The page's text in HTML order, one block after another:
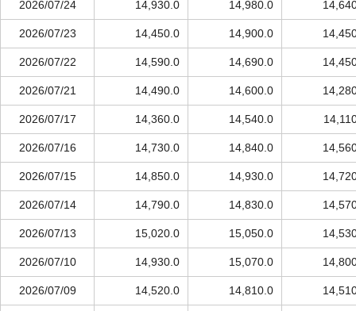
2026/07/24 14,930.0 14,980.0
2026/07/23 14,450.0 14,900.0
2026/07/22 14,590.0 14,690.0
2026/07/21 14,490.0 14,600.0
2026/07/17 14,360.0 14,540.0
2026/07/16 14,730.0 14,840.0
2026/07/15 14,850.0 14,930.0
2026/07/14 14,790.0 14,830.0
2026/07/13 15,020.0 15,050.0
2026/07/10 14,930.0 15,070.0
2026/07/09 14,520.0 14,810.0